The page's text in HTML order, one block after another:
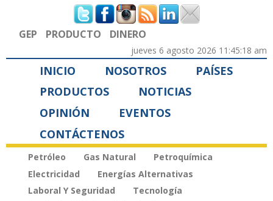
Formulario de búsqueda
GEP PRODUCTO DINERO
jueves 6 agosto 2026 11:45:18 am
INICIO NOSOTROS
PAÍSES
PRODUCTOS
NOTICIAS
OPINIÓN
EVENTOS
CONTÁCTENOS
Petróleo Gas Natural
Petroquímica
Electricidad
Energías Alternativas
Laboral Y Seguridad
Tecnología